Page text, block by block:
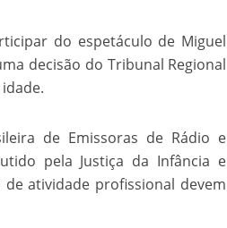
do espetáculo de Miguel
decisão do Tribunal Regional
de Emissoras de Rádio e
pela Justiça da Infância e
atividade profissional devem